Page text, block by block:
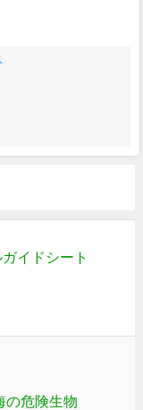
イドシート
の危険生物